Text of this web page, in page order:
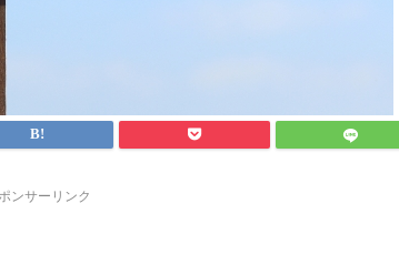
ンサーリンク